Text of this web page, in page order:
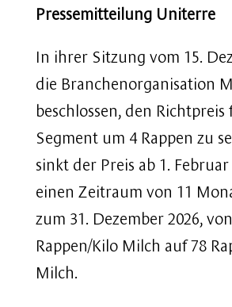
Pressemitteilung Uniterre
In ihrer Sitzung vom 15.
die Branchenorganisation
beschlossen, den Richtpreis
Segment um 4 Rappen zu
sinkt der Preis ab 1.
einen Zeitraum von 11
zum 31. Dezember 2026,
Rappen/Kilo Milch auf 78
Milch.